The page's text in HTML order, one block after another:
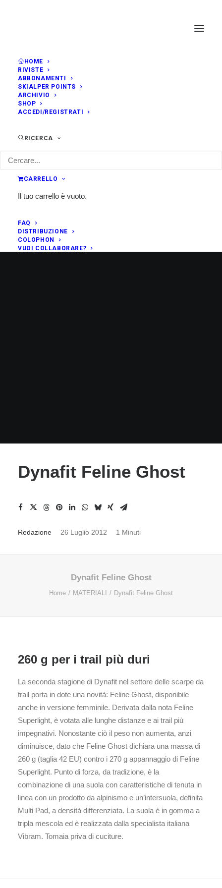
HOME
RIVISTE
ABBONAMENTI
SKIALPER POINTS
ARCHIVIO
SHOP
ACCEDI/REGISTRATI
RICERCA
CARRELLO
Il tuo carrello è vuoto.
FAQ
DISTRIBUZIONE
COLOPHON
VUOI COLLABORARE?
Dynafit Feline Ghost
Redazione 26 Luglio 2012 1 Minuti
Dynafit Feline Ghost
Home MATERIALI Dynafit Feline Ghost
260 g per i trail più duri
La seconda stagione di Dynafit nel settore delle scarpe da
trail porta in dote una novità: Feline Ghost, disponibile
anche in versione femminile. Derivata dalla nota Feline
Superlight, è votata alle lunghe distanze e ai trail più
impegnativi. Nonostante ciò il peso non aumenta, anzi
diminuisce, dato che Feline Ghost dichiara una massa di
260 g (taglia 42 EU) contro i 270 g appannaggio di Feline
Superlight. Punto di forza, da tradizione, è la
combinazione di una suola con caratteristiche di tenuta in
linea con un prodotto da alpinismo e un’intersuola, definita
Multi Pad, a densità differenziata. La suola è in gomma a
tripla mescola ed è realizzata dalla specialista italiana
Vibram. Tomaia priva di cuciture.